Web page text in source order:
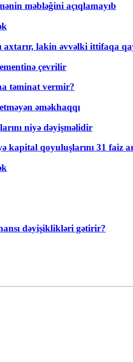
məbləğini açıqlamayıb
lakin əvvəlki ittifaqa
çevrilir
təminat vermir?
əməkhaqqı
niyə dəyişməlidir
kapital qoyuluşlarını 31 faiz
dəyişiklikləri gətirir?